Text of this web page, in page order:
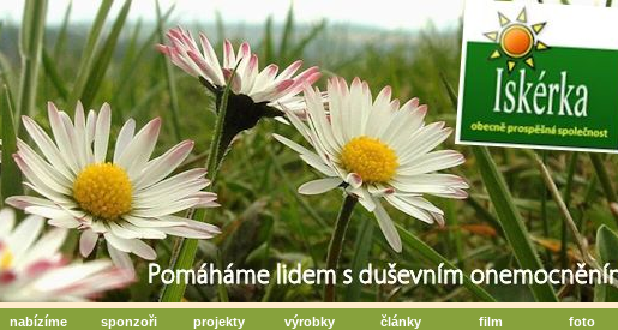
centrum denních aktivit
zdraví - Rožnov pod Radhoštěm
nabízíme sponzoři projekty výrobky články film
foto